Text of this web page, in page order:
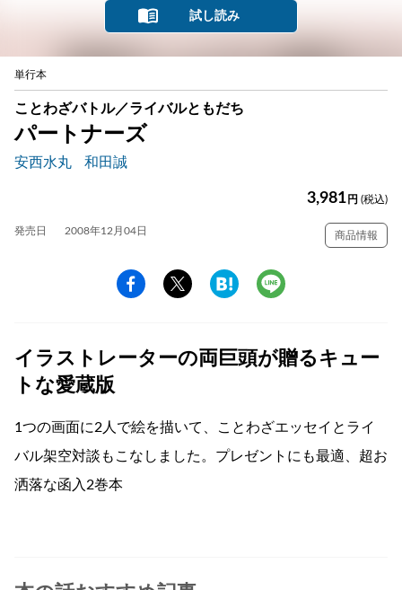
試し読み
単行本
ことわざバトル／ライバルともだち
パートナーズ
安西水丸 和田誠
3,981 円 (税込)
発売日 2008年12月04日 商品情報
イラストレーターの両巨頭が贈るキュー
トな愛蔵版
1つの画面に2人で絵を描いて、ことわざエッセイとライ
バル架空対談もこなしました。プレゼントにも最適、超お
洒落な函入2巻本